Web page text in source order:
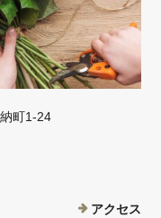
町1-24
アクセス